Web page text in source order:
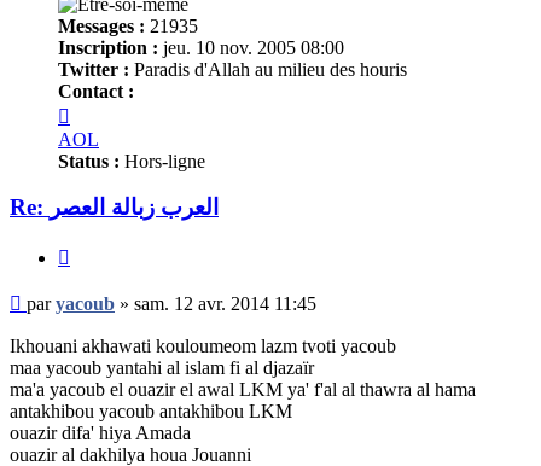
Messages : 21935
Inscription : jeu. 10 nov. 2005 08:00
Twitter : Paradis d'Allah au milieu des houris
Contact :
yacoub
AOL
Status : Hors-ligne
Re: العرب زبالة العصر
Message
non
lu
paryacoub » sam. 12 avr. 2014 11:45
Ikhouani akhawati kouloumeom lazm tvoti yacoub
maa yacoub yantahi al islam fi al djazaïr
ma'a yacoub el ouazir el awal LKM ya' f'al al thawra al hama
antakhibou yacoub antakhibou LKM
ouazir difa' hiya Amada
ouazir al dakhilya houa Jouanni